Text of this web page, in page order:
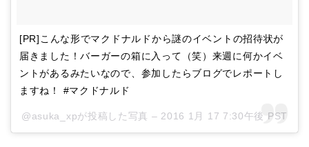
[PR]こんな形でマクドナルドから謎のイベントの招待状が
届きました！バーガーの箱に入って（笑）来週に何かイベ
ントがあるみたいなので、参加したらブログでレポートし
ますね！ #マクドナルド
@asuka_xpが投稿した写真 – 2016 1月 17 7:30午後 PST